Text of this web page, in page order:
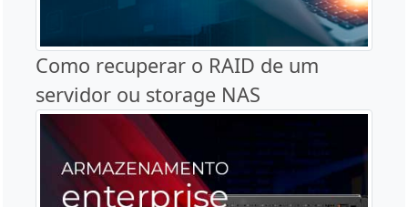
Como recuperar o RAID de um
servidor ou storage NAS